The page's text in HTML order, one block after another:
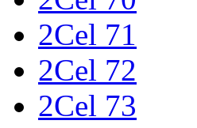
2Cel 71
2Cel 72
2Cel 73